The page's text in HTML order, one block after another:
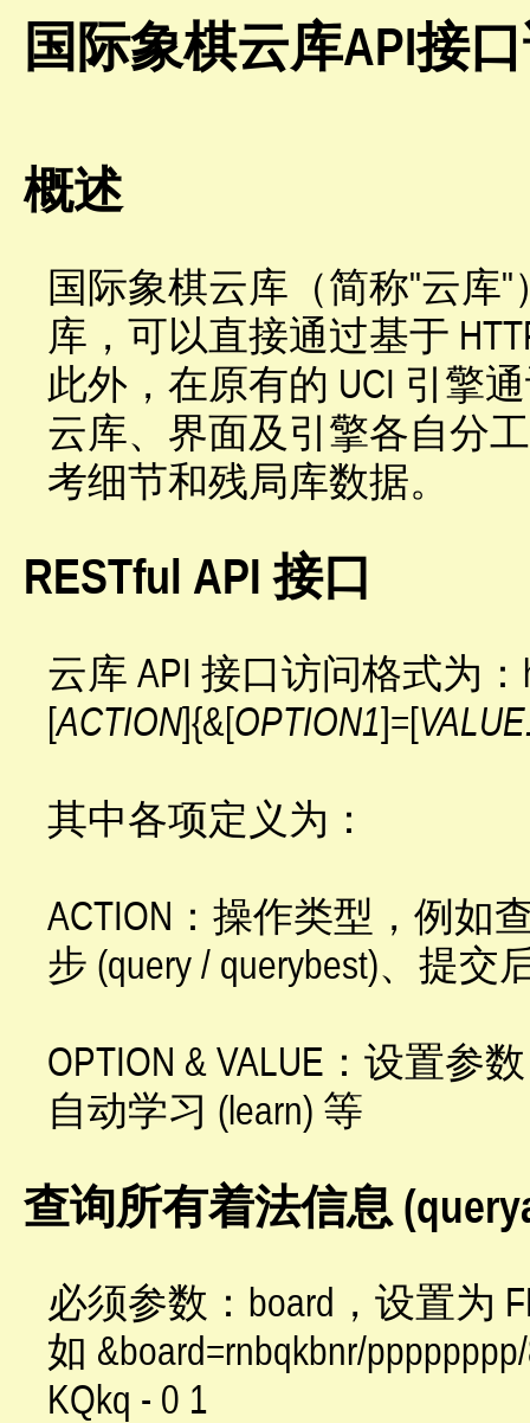
国际象棋云库API接
概述
国际象棋云库（简称"云库
库，可以直接通过基于
此外，在原有的 UCI 引擎
云库、界面及引擎各自分
考细节和残局库数据。
RESTful API 接口
云库 API 接口访问格式为：
[ACTION]{&[OPTION1]=[
其中各项定义为：
ACTION：操作类型，例如
步 (query / querybest)、提交
OPTION & VALUE：设置参
自动学习 (learn) 等
查询所有着法信息
必须参数：board，设置为
如 &board=rnbqkbnr/
KQkq - 0 1